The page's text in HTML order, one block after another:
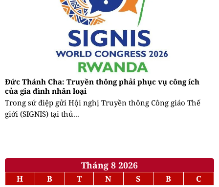
Đức Thánh Cha: Truyền thông phải phục vụ công ích
của gia đình nhân loại
Trong sứ điệp gửi Hội nghị Truyền thông Công giáo Thế
giới (SIGNIS) tại thủ...
Tháng 8 2026
H B T N S B
C